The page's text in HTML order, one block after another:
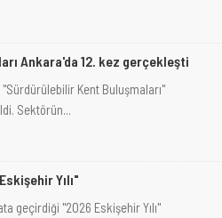
Ankara'da 12. kez gerçekleşti
Kent Buluşmaları"
Sektörün...
Yılı"
geçirdiği "2026 Eskişehir Yılı"